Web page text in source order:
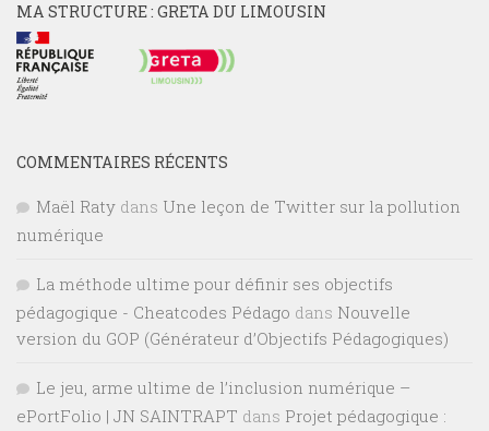
MA STRUCTURE : GRETA DU LIMOUSIN
COMMENTAIRES RÉCENTS
Maël Raty dans Une leçon de Twitter sur la pollution
numérique
La méthode ultime pour définir ses objectifs
pédagogique - Cheatcodes Pédago dans Nouvelle
version du GOP (Générateur d’Objectifs Pédagogiques)
Le jeu, arme ultime de l’inclusion numérique –
ePortFolio | JN SAINTRAPT dans Projet pédagogique :